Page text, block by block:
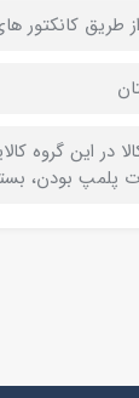
های 3.5
در این گروه
پلمپ بودن،